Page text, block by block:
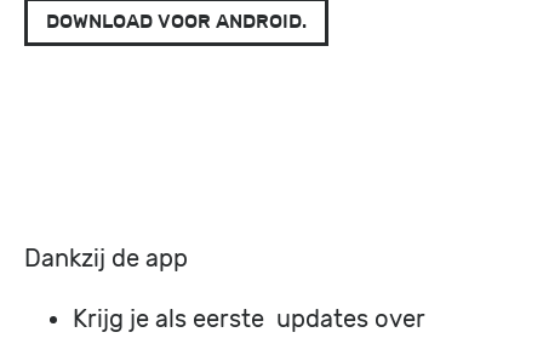
DOWNLOAD VOOR ANDROID.
Dankzij de app
Krijg je als eerste updates over